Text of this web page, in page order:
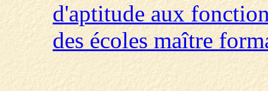
d'aptitude aux
des écoles maître